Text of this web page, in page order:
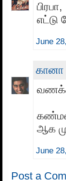
பிரபா,
எட்டு
June
கானா
ஆக
June
Post a